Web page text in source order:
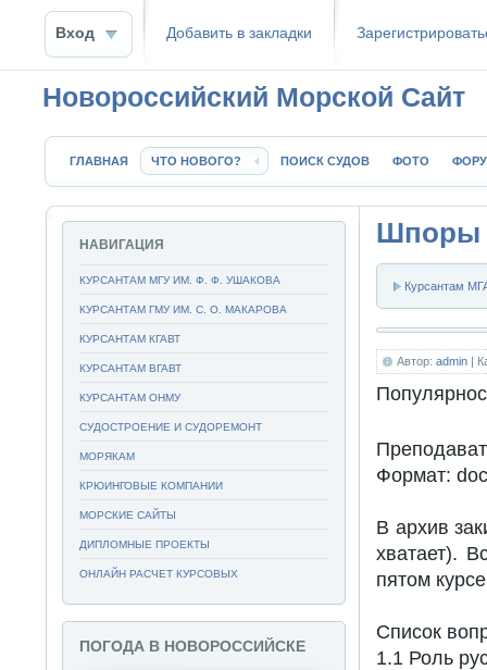
Вход Добавить в закладки
Новороссийский Морской Сайт
ГЛАВНАЯ ЧТО НОВОГО? ПОИСК СУДОВ ФОТО
Шпоры
Курсантам
Автор:admin |
Формат:
В архив
хватает).
пятом
Список
1.1 Роль
НАВИГАЦИЯ
КУРСАНТАМ МГУ ИМ. Ф. Ф. УШАКОВА
КУРСАНТАМ ГМУ ИМ. С. О. МАКАРОВА
КУРСАНТАМ КГАВТ
КУРСАНТАМ ВГАВТ
КУРСАНТАМ ОНМУ
СУДОСТРОЕНИЕ И СУДОРЕМОНТ
МОРЯКАМ
КРЮИНГОВЫЕ КОМПАНИИ
МОРСКИЕ САЙТЫ
ДИПЛОМНЫЕ ПРОЕКТЫ
ОНЛАЙН РАСЧЕТ КУРСОВЫХ
ПОГОДА В НОВОРОССИЙСКЕ